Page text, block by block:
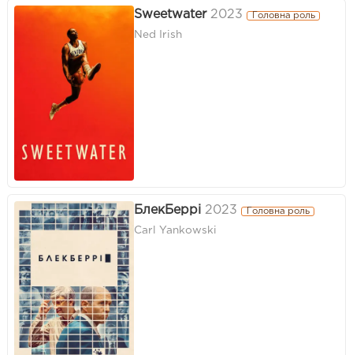
Sweetwater 2023 Головна роль
Ned Irish
БлекБеррі 2023 Головна роль
Carl Yankowski